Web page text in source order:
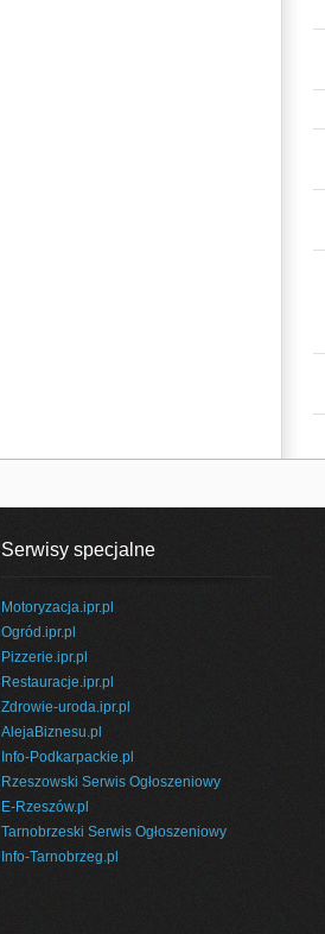
Serwisy specjalne
Motoryzacja.ipr.pl
Ogród.ipr.pl
Pizzerie.ipr.pl
Restauracje.ipr.pl
Zdrowie-uroda.ipr.pl
AlejaBiznesu.pl
Info-Podkarpackie.pl
Rzeszowski Serwis Ogłoszeniowy
E-Rzeszów.pl
Tarnobrzeski Serwis Ogłoszeniowy
Info-Tarnobrzeg.pl